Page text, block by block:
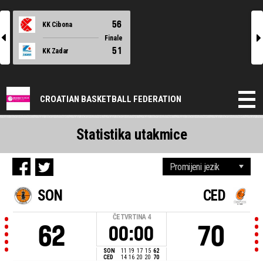
l
KK Cibona 56
Finale
KK Zadar
51
r
CROATIAN BASKETBALL FEDERATION
SON
62
ČETVRTINA 4
00:00
SON 11 19 17 15 62
CED
14 16 20 20 70
CED
70
Statistika utakmice